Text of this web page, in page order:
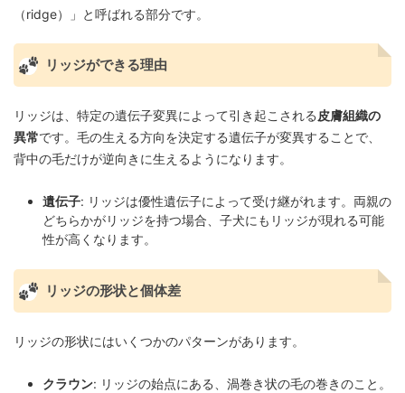
（ridge）」と呼ばれる部分です。
リッジができる理由
リッジは、特定の遺伝子変異によって引き起こされる 皮膚組織の
異常です。毛の生える方向を決定する遺伝子が変異することで、
背中の毛だけが逆向きに生えるようになります。
遺伝子: リッジは優性遺伝子によって受け継がれます。両親の
どちらかがリッジを持つ場合、子犬にもリッジが現れる可能
性が高くなります。
リッジの形状と個体差
リッジの形状にはいくつかのパターンがあります。
クラウン: リッジの始点にある、渦巻き状の毛の巻きのこと。